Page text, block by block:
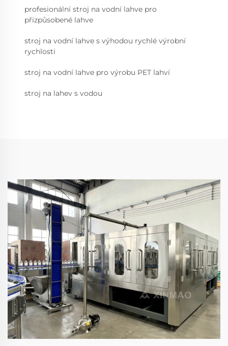
profesionální stroj na vodní lahve pro
přizpůsobené lahve
stroj na vodní lahve s výhodou rychlé výrobní
rychlosti
stroj na vodní lahve pro výrobu PET lahví
stroj na lahev s vodou